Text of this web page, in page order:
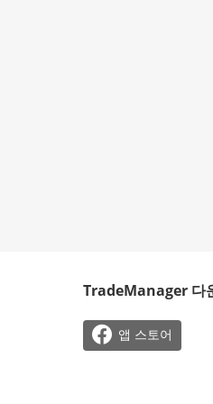
TradeManager 다
 앱 스토어